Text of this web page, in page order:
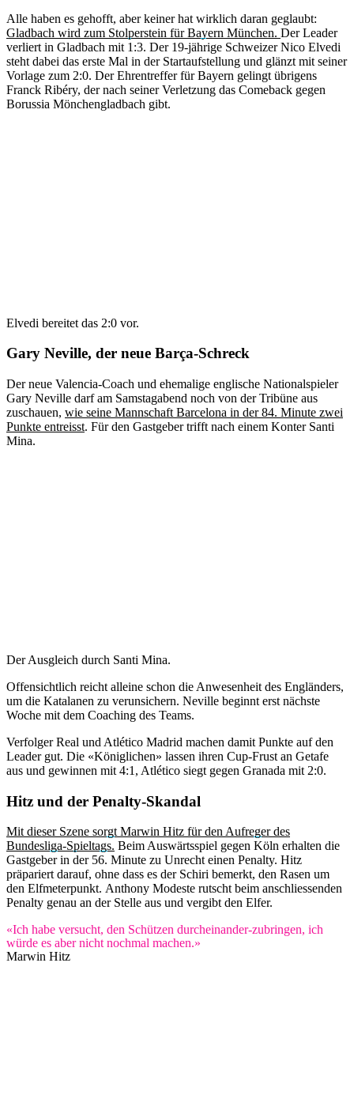
Alle haben es gehofft, aber keiner hat wirklich daran geglaubt:
Gladbach wird zum Stolperstein für Bayern München. Der Leader
verliert in Gladbach mit 1:3. Der 19-jährige Schweizer Nico Elvedi
steht dabei das erste Mal in der Startaufstellung und glänzt mit seiner
Vorlage zum 2:0. Der Ehrentreffer für Bayern gelingt übrigens
Franck Ribéry, der nach seiner Verletzung das Comeback gegen
Borussia Mönchengladbach gibt.
Elvedi bereitet das 2:0 vor.
Gary Neville, der neue Barça-Schreck
Der neue Valencia-Coach und ehemalige englische Nationalspieler
Gary Neville darf am Samstagabend noch von der Tribüne aus
zuschauen, wie seine Mannschaft Barcelona in der 84. Minute zwei
Punkte entreisst. Für den Gastgeber trifft nach einem Konter Santi
Mina.
Der Ausgleich durch Santi Mina.
Offensichtlich reicht alleine schon die Anwesenheit des Engländers,
um die Katalanen zu verunsichern. Neville beginnt erst nächste
Woche mit dem Coaching des Teams.
Verfolger Real und Atlético Madrid machen damit Punkte auf den
Leader gut. Die «Königlichen» lassen ihren Cup-Frust an Getafe
aus und gewinnen mit 4:1, Atlético siegt gegen Granada mit 2:0.
Hitz und der Penalty-Skandal
Mit dieser Szene sorgt Marwin Hitz für den Aufreger des
Bundesliga-Spieltags. Beim Auswärtsspiel gegen Köln erhalten die
Gastgeber in der 56. Minute zu Unrecht einen Penalty. Hitz
präpariert darauf, ohne dass es der Schiri bemerkt, den Rasen um
den Elfmeterpunkt. Anthony Modeste rutscht beim anschliessenden
Penalty genau an der Stelle aus und vergibt den Elfer.
«Ich habe versucht, den Schützen durcheinander-zubringen, ich
würde es aber nicht nochmal machen.»
Marwin Hitz